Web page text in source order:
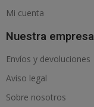
Mi cuenta
Nuestra empresa
Envíos y devoluciones
Aviso legal
Sobre nosotros